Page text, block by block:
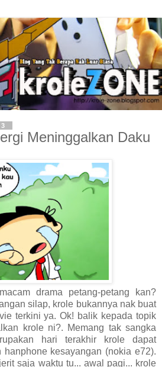
Meninggalkan Daku
drama petang-petang kan?
silap, krole bukannya nak buat
terkini ya. Ok! balik kepada topik
krole ni?. Memang tak sangka
hari terakhir krole dapat
hanphone kesayangan (nokia e72).
saja waktu tu... awal pagi... krole